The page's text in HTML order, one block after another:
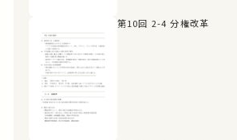
第10回 2-4 分権改革